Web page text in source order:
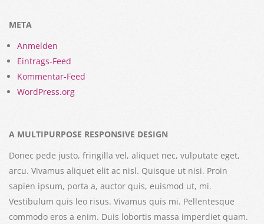
META
Anmelden
Eintrags-Feed
Kommentar-Feed
WordPress.org
A MULTIPURPOSE RESPONSIVE DESIGN
Donec pede justo, fringilla vel, aliquet nec, vulputate eget,
arcu. Vivamus aliquet elit ac nisl. Quisque ut nisi. Proin
sapien ipsum, porta a, auctor quis, euismod ut, mi.
Vestibulum quis leo risus. Vivamus quis mi. Pellentesque
commodo eros a enim. Duis lobortis massa imperdiet quam.